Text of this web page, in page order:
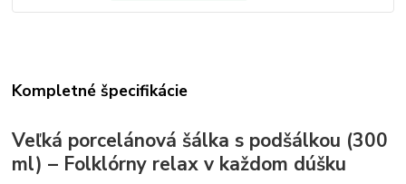
Kompletné špecifikácie
Veľká porcelánová šálka s podšálkou (300
ml) – Folklórny relax v každom dúšku